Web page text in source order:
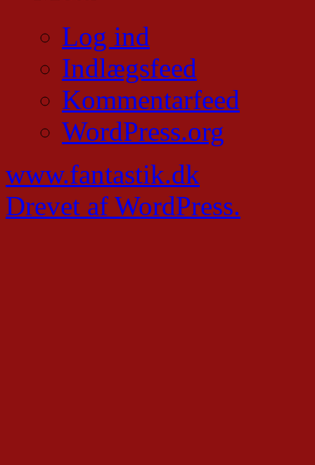
Log ind
Indlægsfeed
Kommentarfeed
WordPress.org
www.fantastik.dk
Drevet af WordPress.